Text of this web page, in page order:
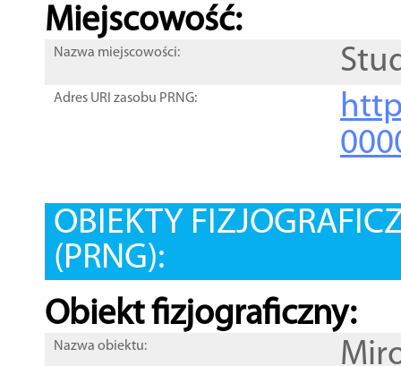
Miejscowość:
Nazwa miejscowości:
Adres URI zasobu PRNG:
OBIEKTY
(PRNG):
Obiekt fizjograficzny:
Nazwa obiektu: